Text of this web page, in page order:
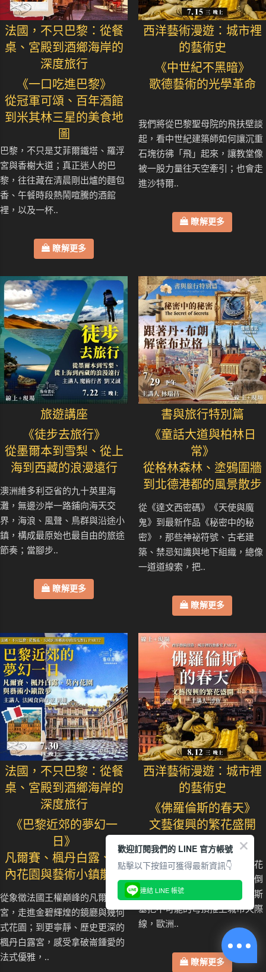
法國，不只巴黎：從餐
桌、宮殿到酒鄉海岸的
深度旅行
《一口吃進巴黎》
從冠軍可頌、百年酒館
到米其林三星的美食地
圖
巴黎，不只是艾菲爾鐵塔、羅浮
宮與香榭大道；真正迷人的巴
黎，往往藏在清晨剛出爐的麵包
香、午餐時段熱鬧喧騰的酒館
裡，以及一杯..
瞭解更多
西洋藝術漫遊：城市裡
的藝術史
《中世紀不黑暗》
歌德藝術的光學革命
我們將從巴黎聖母院的飛扶壁談
起，看中世紀建築師如何讓沉重
石塊彷彿「飛」起來，讓教堂像
被一股力量往天空牽引；也會走
進沙特爾..
瞭解更多
旅遊講座
《徒步去旅行》
從墨爾本到雪梨、從上
海到西藏的浪漫遠行
澳洲維多利亞省的九十英里海
灘，無邊沙岸一路鋪向海天交
界，海浪、風聲、鳥群與沿途小
鎮，構成最原始也最自由的旅途
節奏；當腳步..
瞭解更多
書與旅行特別篇
《童話大道與柏林日
常》
從格林森林、塗鴉圍牆
到北德港都的風景散步
從《達文西密碼》《天使與魔
鬼》到最新作品《秘密中的秘
密》，那些神祕符號、古老建
築、禁忌知識與地下組織，總像
一道道線索，把..
瞭解更多
法國，不只巴黎：從餐
桌、宮殿到酒鄉海岸的
深度旅行
《巴黎近郊的夢幻一
日》
凡爾賽、楓丹白露、莫
內花園與藝術小鎮散步
從象徵法國王權巔峰的凡爾賽
宮，走進金碧輝煌的鏡廳與幾何
式花園；到更寧靜、歷史更深的
楓丹白露宮，感受拿破崙鍾愛的
法式優雅，..
西洋藝術漫遊：城市裡
的藝術史
《佛羅倫斯的春天》
文藝復興的繁花盛開
你是否曾站在佛羅倫斯聖母百花
大教堂前，被那枚紅磚圓頂壓倒
性的存在感震住？當布魯內列斯
基把不可能的穹頂推上城市天際
線，歐洲..
瞭解更多
歡迎訂閱我們的 LINE 官方帳號
點擊以下按鈕可獲得最新資訊👇
連結 LINE 帳號